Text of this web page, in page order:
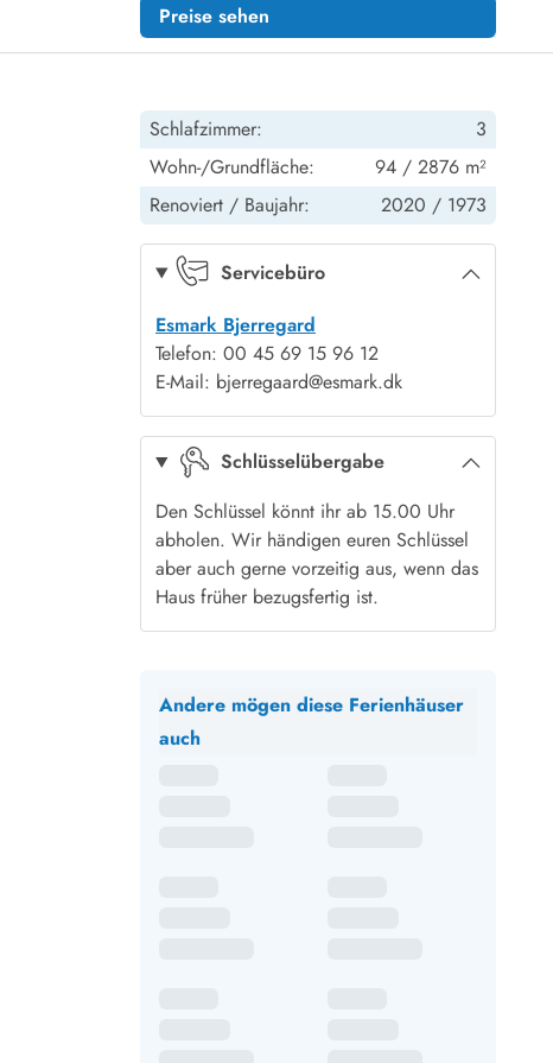
Preise sehen
Schlafzimmer:
3
Wohn-/Grundfläche:
94 / 2876 m²
Renoviert / Baujahr: 2020 / 1973
Servicebüro
Esmark Bjerregard
Telefon: 00 45 69 15 96 12
E-Mail: bjerregaard@esmark.dk
Schlüsselübergabe
Den Schlüssel könnt ihr ab 15.00 Uhr
abholen. Wir händigen euren Schlüssel
aber auch gerne vorzeitig aus, wenn das
Haus früher bezugsfertig ist.
Andere mögen diese Ferienhäuser
auch